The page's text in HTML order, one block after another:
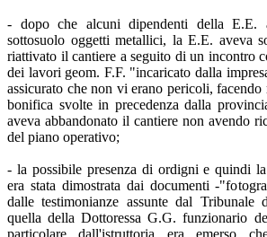
- dopo che alcuni dipendenti della E.E.
sottosuolo oggetti metallici, la E.E. aveva
riattivato il cantiere a seguito di un incontro
dei lavori geom. F.F. "incaricato dalla
assicurato che non vi erano pericoli,
bonifica svolte in precedenza dalla
aveva abbandonato il cantiere non avendo
del piano operativo;
- la possibile presenza di ordigni e quindi
era stata dimostrata dai documenti -
dalle testimonianze assunte dal Tribunale
quella della Dottoressa G.G. funzionario
particolare dall'istruttoria era emerso